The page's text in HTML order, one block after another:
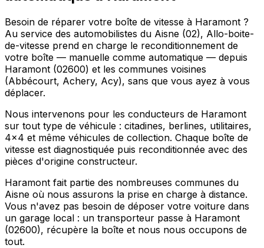
Besoin de réparer votre boîte de vitesse à Haramont ?
Au service des automobilistes du Aisne (02), Allo-boite-
de-vitesse prend en charge le reconditionnement de
votre boîte — manuelle comme automatique — depuis
Haramont (02600) et les communes voisines
(Abbécourt, Achery, Acy), sans que vous ayez à vous
déplacer.
Nous intervenons pour les conducteurs de Haramont
sur tout type de véhicule : citadines, berlines, utilitaires,
4x4 et même véhicules de collection. Chaque boîte de
vitesse est diagnostiquée puis reconditionnée avec des
pièces d'origine constructeur.
Haramont fait partie des nombreuses communes du
Aisne où nous assurons la prise en charge à distance.
Vous n'avez pas besoin de déposer votre voiture dans
un garage local : un transporteur passe à Haramont
(02600), récupère la boîte et nous nous occupons de
tout.